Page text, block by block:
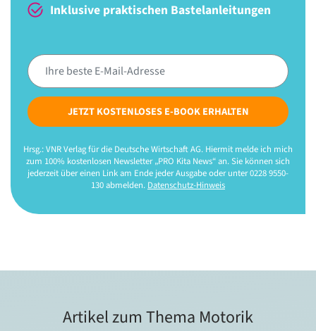
Inklusive praktischen Bastelanleitungen
JETZT KOSTENLOSES E-BOOK ERHALTEN
Hrsg.: VNR Verlag für die Deutsche Wirtschaft AG. Hiermit melde ich mich
zum 100% kostenlosen Newsletter „PRO Kita News“ an. Sie können sich
jederzeit über einen Link am Ende jeder Ausgabe oder unter 0228 9550-
130 abmelden. Datenschutz-Hinweis
Artikel zum Thema Motorik